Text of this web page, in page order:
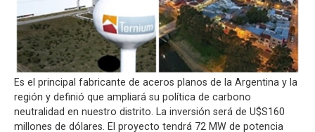
Es el principal fabricante de aceros planos de la Argentina y la
región y definió que ampliará su política de carbono
neutralidad en nuestro distrito. La inversión será de U$S160
millones de dólares. El proyecto tendrá 72 MW de potencia